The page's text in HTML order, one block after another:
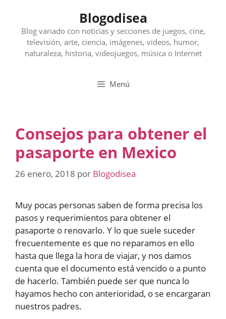
contenido
Blogodisea
Blog variado con noticias y secciones de juegos, cine,
televisión, arte, ciencia, imágenes, videos, humor,
naturaleza, historia, videojuegos, música o Internet
Menú
Consejos para obtener el
pasaporte en Mexico
26 enero, 2018 por Blogodisea
Muy pocas personas saben de forma precisa los
pasos y requerimientos para obtener el
pasaporte o renovarlo. Y lo que suele suceder
frecuentemente es que no reparamos en ello
hasta que llega la hora de viajar, y nos damos
cuenta que el documento está vencido o a punto
de hacerlo. También puede ser que nunca lo
hayamos hecho con anterioridad, o se encargaran
nuestros padres.